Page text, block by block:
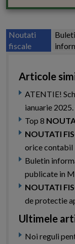
Noutati
fiscale
Articole
ATENTIE!
ianuarie
Top 8
NOUTATI
orice contabil
Buletin
publicate in
NOUTATI
de protectie
Ultimele
Noi reguli